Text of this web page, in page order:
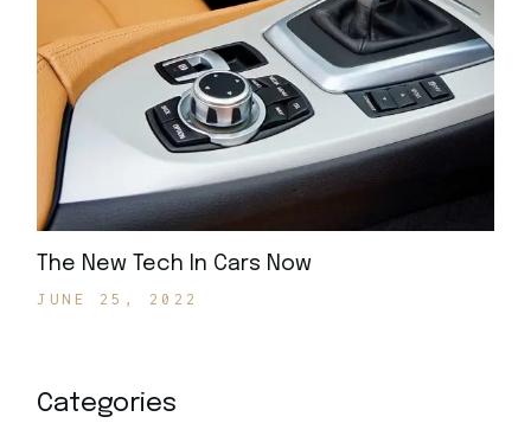
The New Tech In Cars Now
JUNE 25, 2022
Categories